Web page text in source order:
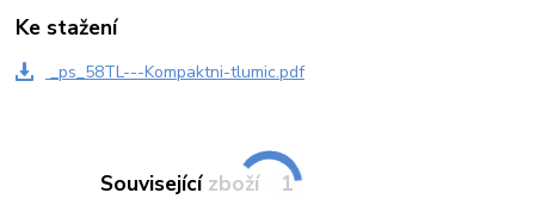
Ke stažení
_ps_58TL---Kompaktni-tlumic.pdf
Související zboží 1